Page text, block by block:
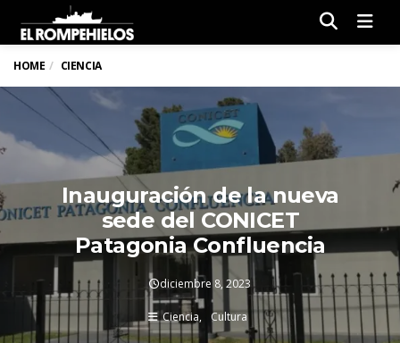
HOME CIENCIA
Inauguración de la nueva
sede del CONICET
Patagonia Confluencia
diciembre 8, 2023
Ciencia Cultura